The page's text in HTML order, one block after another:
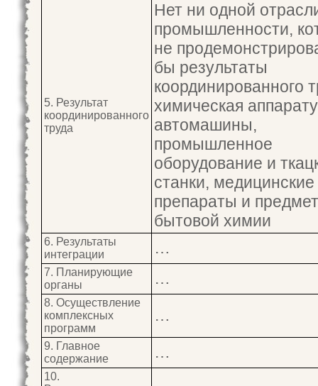
5. Результат
координированного
труда
Нет ни одной
промышленности,
не
бы результаты
координированного
химическая
автомашины,
промышленное
оборудование и
станки, медицинские
препараты и
бытовой химии
6. Результаты
интеграции
…
7. Планирующие
органы
…
8. Осуществление
комплексных
программ
…
9. Главное
содержание
…
10.